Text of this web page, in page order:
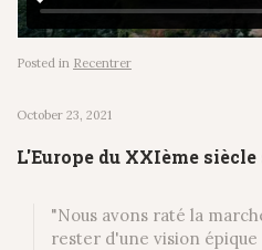
Posted in Recentrer
October 23, 2021
L'Europe du XXIème
"Nous avons raté la
rester d'une vision